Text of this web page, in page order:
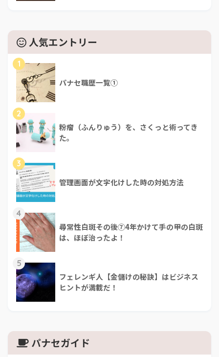
人気エントリー
1
パナセ職歴一覧①
2
粉瘤（ふんりゅう）を、さくっと術ってき
た。
3
管理画面が文字化けした時の対処方法
4
尋常性白斑その後⑦4年かけて手の甲の白斑
は、ほぼ治ったよ！
5
フェレンギ人【金儲けの秘訣】はビジネス
ヒントが満載だ！
パナセガイド